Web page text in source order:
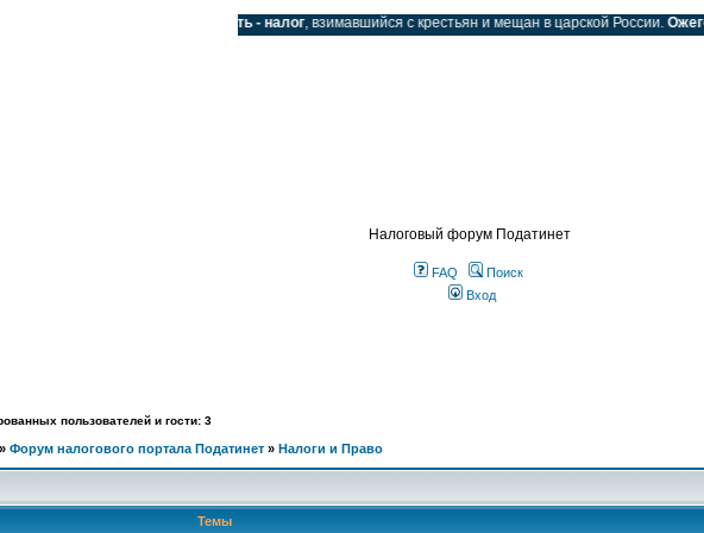
Подать - налог, взимавшийся с крестьян и мещан в царской России.Ожегов
Налоговый форум Податинет
FAQ
Поиск
Вход
пользователей и гости: 3
» Форум налогового портала Податинет » Налоги и Право
Темы